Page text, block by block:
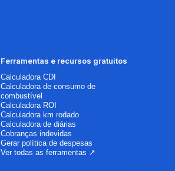
Ferramentas e recursos gratuitos
Calculadora CDI
Calculadora de consumo de
combustível
Calculadora ROI
Calculadora km rodado
Calculadora de diárias
Cobranças indevidas
Gerar política de despesas
Ver todas as ferramentas ↗